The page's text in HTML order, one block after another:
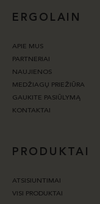
ERGOLAIN
APIE MUS
PARTNERIAI
NAUJIENOS
MEDŽIAGŲ PRIEŽIŪRA
GAUKITE PASIŪLYMĄ
KONTAKTAI
PRODUKTAI
ATSISIUNTIMAI
VISI PRODUKTAI